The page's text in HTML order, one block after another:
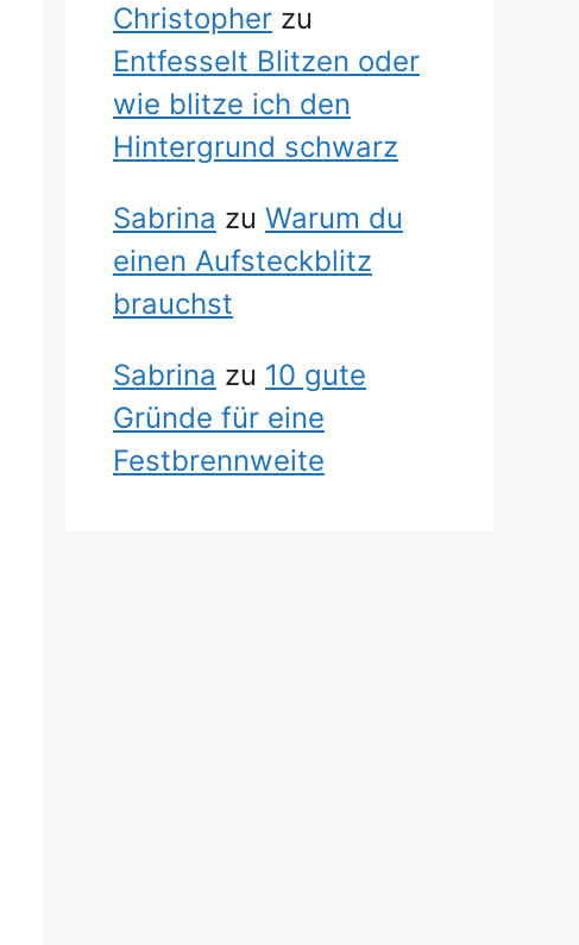
Christopher zu
Entfesselt Blitzen oder
wie blitze ich den
Hintergrund schwarz
Sabrina zu Warum du
einen Aufsteckblitz
brauchst
Sabrina zu 10 gute
Gründe für eine
Festbrennweite